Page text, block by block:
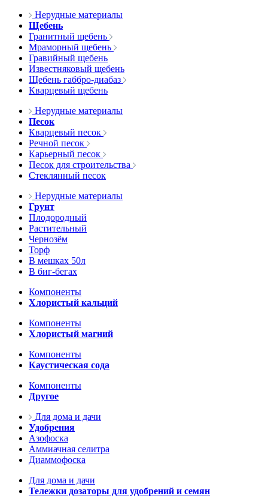
Нерудные материалы
Щебень
Гранитный щебень
Мраморный щебень
Гравийный щебень
Известняковый щебень
Щебень габбро-диабаз
Кварцевый щебень
Нерудные материалы
Песок
Кварцевый песок
Речной песок
Карьерный песок
Песок для строительства
Стеклянный песок
Нерудные материалы
Грунт
Плодородный
Растительный
Чернозём
Торф
В мешках 50л
В биг-бегах
Компоненты
Хлористый кальций
Компоненты
Хлористый магний
Компоненты
Каустическая сода
Компоненты
Другое
Для дома и дачи
Удобрения
Азофоска
Аммиачная селитра
Диаммофоска
Для дома и дачи
Тележки дозаторы для удобрений и семян